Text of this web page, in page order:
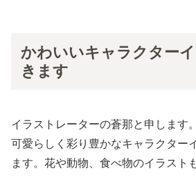
かわいいキャラクター
きます
イラストレーターの蒼那と申します。
可愛らしく彩り豊かなキャラクター
ます。花や動物、食べ物のイラスト